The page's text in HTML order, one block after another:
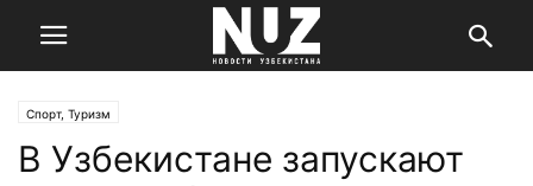
Спорт, Туризм
В Узбекистане запускают